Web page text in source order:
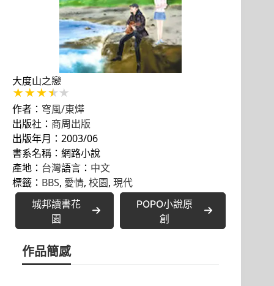
大度山之戀
作者： 穹風/東燁
出版社： 商周出版
出版年月：2003/06
書系名稱：網路小說
產地： 台灣語言： 中文
標籤： BBS, 愛情, 校園, 現代
城邦讀書花
園
POPO小說原
創
作品簡感